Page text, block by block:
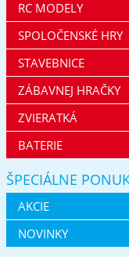
RC MODELY
SPOLOČENSKÉ HRY
STAVEBNICE
ZÁBAVNEJ HRAČKY
ZVIERATKÁ
BATERIE
ŠPECIÁLNE
AKCIE
NOVINKY